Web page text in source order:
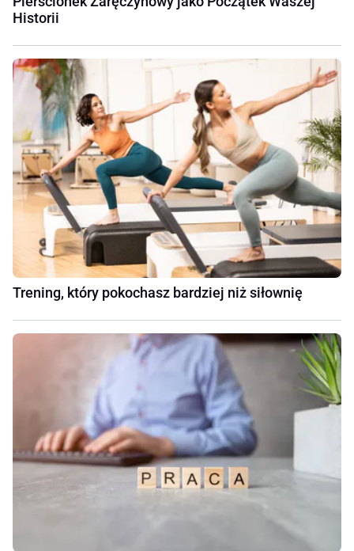
Historii
Trening, który pokochasz bardziej niż siłownię